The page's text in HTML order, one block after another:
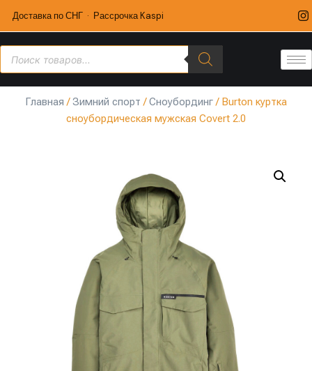
Доставка по СНГ · Рассрочка Kaspi
Главная /Зимний спорт /Сноубординг/ Burton куртка
сноубордическая мужская Covert 2.0